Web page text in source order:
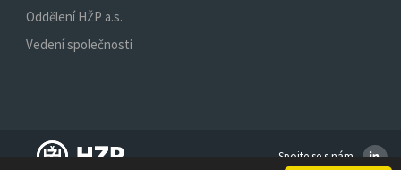
Oddělení HŽP a.s.
Vedení společnosti
Spojte se s nám